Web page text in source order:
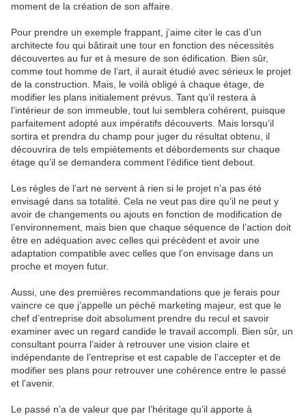
moment de la création de son affaire.
Pour prendre un exemple frappant, j’aime citer le cas d’un
architecte fou qui bâtirait une tour en fonction des nécessités
découvertes au fur et à mesure de son édification. Bien sûr,
comme tout homme de l’art, il aurait étudié avec sérieux le projet
de la construction. Mais, le voilà obligé à chaque étage, de
modifier les plans initialement prévus. Tant qu’il restera à
l’intérieur de son immeuble, tout lui semblera cohérent, puisque
parfaitement adopté aux impératifs découverts. Mais lorsqu’il
sortira et prendra du champ pour juger du résultat obtenu, il
découvrira de tels empiétements et débordements sur chaque
étage qu’il se demandera comment l’édifice tient debout.
Les règles de l’art ne servent à rien si le projet n’a pas été
envisagé dans sa totalité. Cela ne veut pas dire qu’il ne peut y
avoir de changements ou ajouts en fonction de modification de
l’environnement, mais bien que chaque séquence de l’action doit
être en adéquation avec celles qui précèdent et avoir une
adaptation compatible avec celles que l’on envisage dans un
proche et moyen futur.
Aussi, une des premières recommandations que je ferais pour
vaincre ce que j’appelle un péché marketing majeur, est que le
chef d’entreprise doit absolument prendre du recul et savoir
examiner avec un regard candide le travail accompli. Bien sûr, un
consultant pourra l’aider à retrouver une vision claire et
indépendante de l’entreprise et est capable de l’accepter et de
modifier ses plans pour retrouver une cohérence entre le passé
et l’avenir.
Le passé n’a de valeur que par l’héritage qu’il apporte à